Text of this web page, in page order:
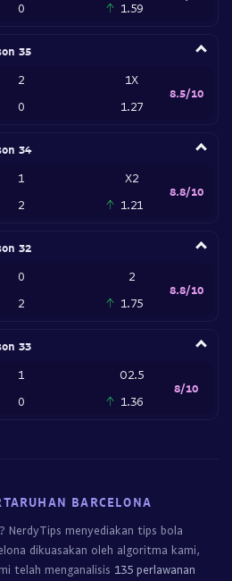
0 1.59
35
2
0
1X
1.27
8.5/10
34
1
2
X2
1.21
8.8/10
32
0
2
2
1.75
8.8/10
33
1
0
O2.5
1.36
8/10
BARCELONA
? NerdyTips menyediakan tips bola
dikuasakan oleh algoritma kami,
telah menganalisis 135 perlawanan